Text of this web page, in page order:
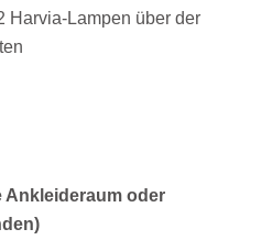
Harvia-Lampen über der
Ankleideraum oder